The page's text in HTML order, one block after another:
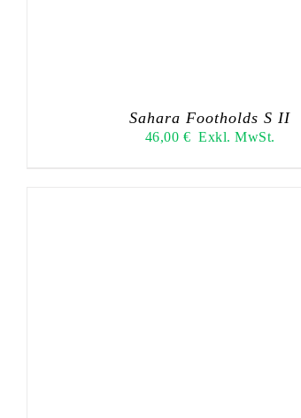
Sahara Footholds S II
46,00 € Exkl. MwSt.